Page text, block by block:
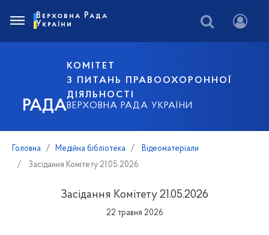
РАДА
КОМІТЕТ
З ПИТАНЬ ПРАВООХОРОННОЇ
ДІЯЛЬНОСТІ
ВЕРХОВНА РАДА УКРАЇНИ
Верховна Рада
України
Головна Медійна бібліотека
Відеоматеріали
Засідання Комітету 21.05.2026
Засідання Комітету 21.05.2026
22 травня 2026